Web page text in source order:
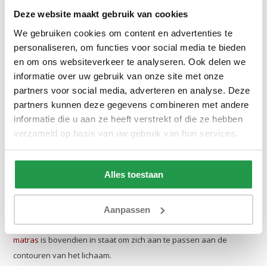
Deze website maakt gebruik van cookies
We gebruiken cookies om content en advertenties te
personaliseren, om functies voor social media te bieden
en om ons websiteverkeer te analyseren. Ook delen we
informatie over uw gebruik van onze site met onze
partners voor social media, adverteren en analyse. Deze
partners kunnen deze gegevens combineren met andere
informatie die u aan ze heeft verstrekt of die ze hebben
verzameld op basis van uw gebruik van hun services.
Alles toestaan
Aanpassen
Voordelen van een koudschuim matras:
Goede ventilatie
Veerkrachtig (kans op kuilvorming is klein)
Duurzaam
Nadelen van een koudschuim matras:
Relatief duur
Meer weten over koudschuim matrassen? Je leest het in onze
blog: ‘Wat is een koudschuim matras?’
Traagschuim, ook wel bekend als memory foam of Nasa-schuim,
is drukverlagend en daardoor het perfecte materiaal voor een
matras. Wanneer het schuim ingedrukt wordt, keert het zeer
langzaam terug naar de oorspronkelijke vorm. Eentraagschuim
matras is bovendien in staat om zich aan te passen aan de
contouren van het lichaam.